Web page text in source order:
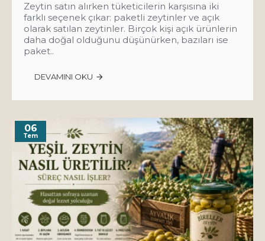
Zeytin satın alırken tüketicilerin karşısına iki
farklı seçenek çıkar: paketli zeytinler ve açık
olarak satılan zeytinler. Birçok kişi açık ürünlerin
daha doğal olduğunu düşünürken, bazıları ise
paket..
DEVAMINI OKU
06
Tem